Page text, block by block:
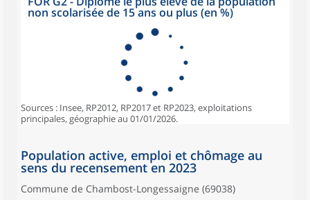
non scolarisée de 15 ans ou plus (en %)
Sources : Insee, RP2012, RP2017 et RP2023, exploitations
principales, géographie au 01/01/2026.
Population active, emploi et chômage au
sens du recensement en 2023
Commune de Chambost-Longessaigne (69038)